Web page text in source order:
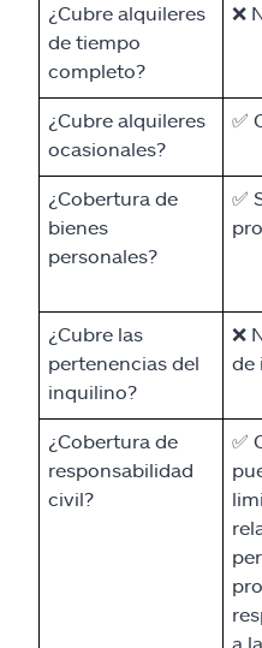
¿Cubre alquileres
de tiempo
completo?
❌
¿Cubre alquileres
ocasionales?
✅
¿Cobertura de
bienes
personales?
✅
¿Cubre las
pertenencias del
inquilino?
❌
de
¿Cobertura de
responsabilidad
civil?
✅
a